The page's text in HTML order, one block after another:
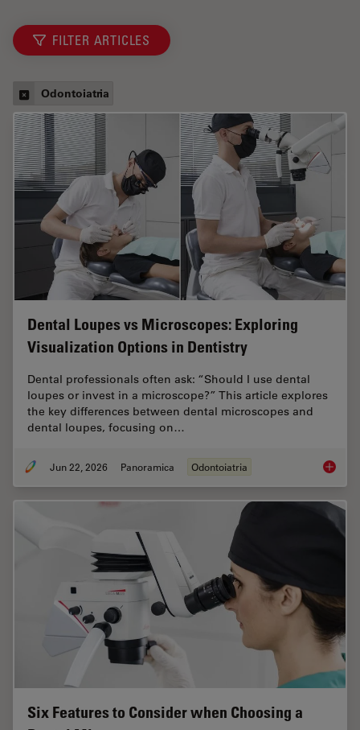
FILTER ARTICLES
Odontoiatria
Dental Loupes vs Microscopes: Exploring
Visualization Options in Dentistry
Dental professionals often ask: “Should I use dental
loupes or invest in a microscope?” This article explores
the key differences between dental microscopes and
dental loupes, focusing on…
Jun 22, 2026 Panoramica Odontoiatria Dental
Six Features to Consider when Choosing a